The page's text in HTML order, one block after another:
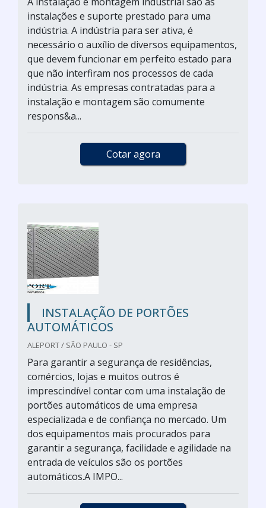
instalações e suporte prestado para uma
indústria. A indústria para ser ativa, é
necessário o auxílio de diversos equipamentos,
que devem funcionar em perfeito estado para
que não interfiram nos processos de cada
indústria. As empresas contratadas para a
instalação e montagem são comumente
respons&a...
Cotar agora
INSTALAÇÃO DE PORTÕES
AUTOMÁTICOS
ALEPORT / SÃO PAULO - SP
Para garantir a segurança de residências,
comércios, lojas e muitos outros é
imprescindível contar com uma instalação de
portões automáticos de uma empresa
especializada e de confiança no mercado. Um
dos equipamentos mais procurados para
garantir a segurança, facilidade e agilidade na
entrada de veículos são os portões
automáticos.A IMPO...